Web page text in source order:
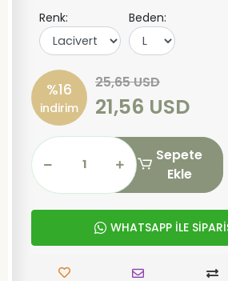
Renk: Beden:
%16
indirim
25,65 USD
21,56 USD
Sepete
Ekle
WHATSAPP İLE